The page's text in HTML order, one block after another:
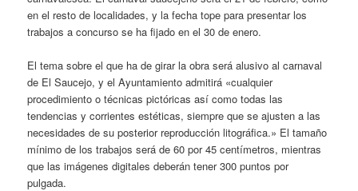
en el resto de localidades, y la fecha tope para presentar los
trabajos a concurso se ha fijado en el 30 de enero.
El tema sobre el que ha de girar la obra será alusivo al carnaval
de El Saucejo, y el Ayuntamiento admitirá «cualquier
procedimiento o técnicas pictóricas así como todas las
tendencias y corrientes estéticas, siempre que se ajusten a las
necesidades de su posterior reproducción litográfica.» El tamaño
mínimo de los trabajos será de 60 por 45 centímetros, mientras
que las imágenes digitales deberán tener 300 puntos por
pulgada.